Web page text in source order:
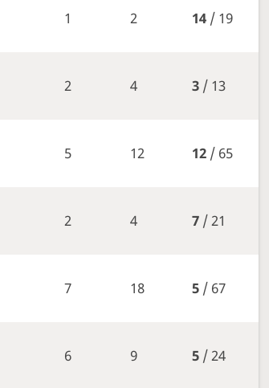
1 2 14/ 19
2 4 3/ 13
5 12 12/ 65
2 4 7/ 21
7 18 5/ 67
6 9 5/ 24